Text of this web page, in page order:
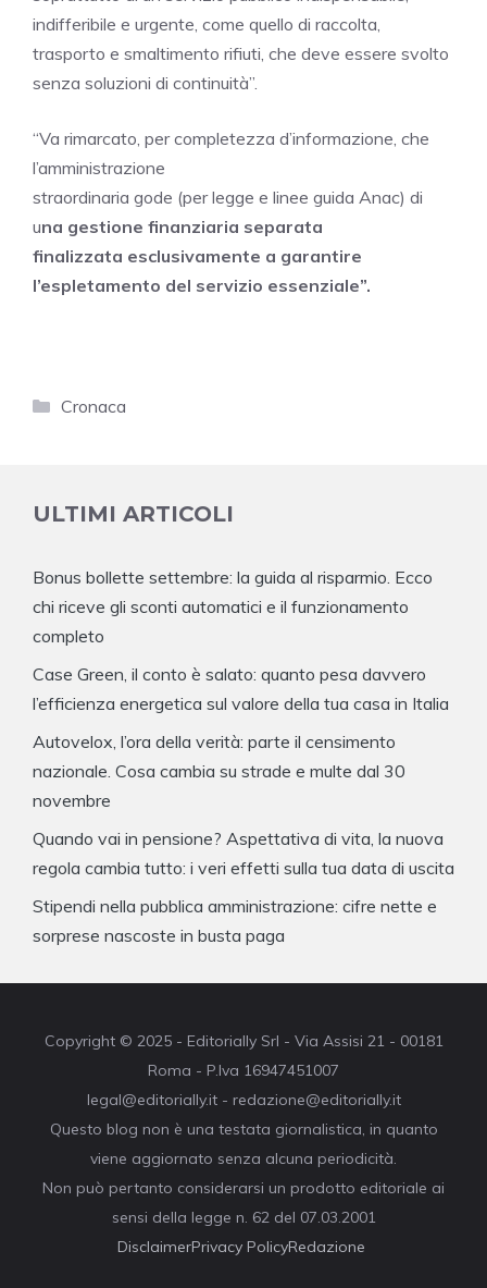
indifferibile e urgente, come quello di raccolta,
trasporto e smaltimento rifiuti, che deve essere svolto
senza soluzioni di continuità”.
“Va rimarcato, per completezza d’informazione, che
l’amministrazione
straordinaria gode (per legge e linee guida Anac) di
una gestione finanziaria separata
finalizzata esclusivamente a garantire
l’espletamento del servizio essenziale”.
Categorie
Cronaca
ULTIMI ARTICOLI
Bonus bollette settembre: la guida al risparmio. Ecco
chi riceve gli sconti automatici e il funzionamento
completo
Case Green, il conto è salato: quanto pesa davvero
l’efficienza energetica sul valore della tua casa in Italia
Autovelox, l’ora della verità: parte il censimento
nazionale. Cosa cambia su strade e multe dal 30
novembre
Quando vai in pensione? Aspettativa di vita, la nuova
regola cambia tutto: i veri effetti sulla tua data di uscita
Stipendi nella pubblica amministrazione: cifre nette e
sorprese nascoste in busta paga
Copyright © 2025 - Editorially Srl - Via Assisi 21 - 00181
Roma - P.Iva 16947451007
legal@editorially.it - redazione@editorially.it
Questo blog non è una testata giornalistica, in quanto
viene aggiornato senza alcuna periodicità.
Non può pertanto considerarsi un prodotto editoriale ai
sensi della legge n. 62 del 07.03.2001
DisclaimerPrivacy PolicyRedazione